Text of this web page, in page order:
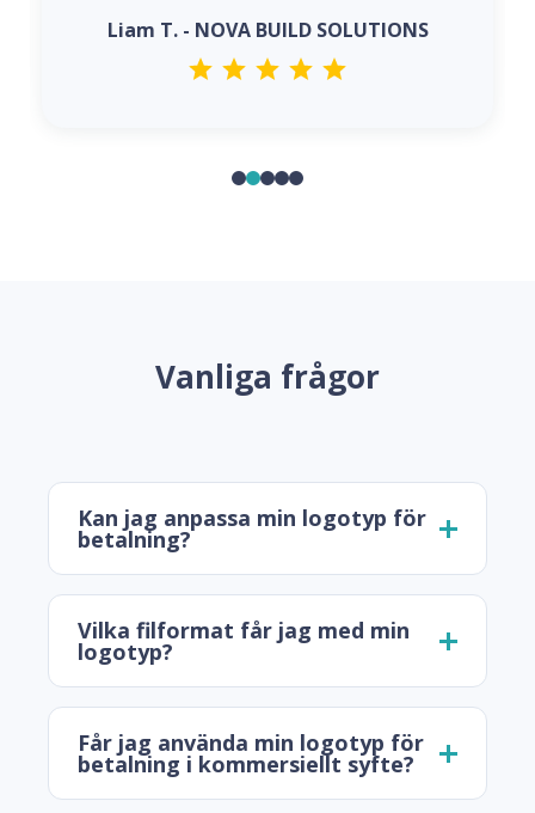
Liam T. - NOVA BUILD SOLUTIONS
Vanliga frågor
Kan jag anpassa min logotyp för
betalning?
Vilka filformat får jag med min
logotyp?
Får jag använda min logotyp för
betalning i kommersiellt syfte?